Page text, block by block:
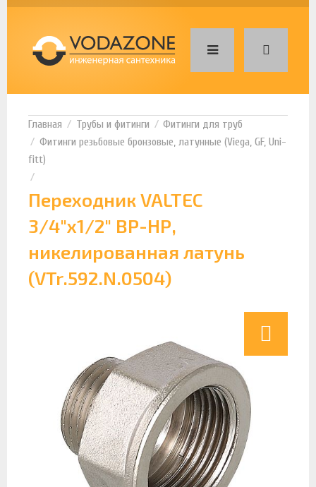
Трубы и фитинги
Фитинги для труб
Фитинги резьбовые бронзовые, латунные (Viega, GF, Uni-
fitt)
Переходник VALTEC
3/4"х1/2" ВР-НР,
никелированная латунь
(VTr.592.N.0504)